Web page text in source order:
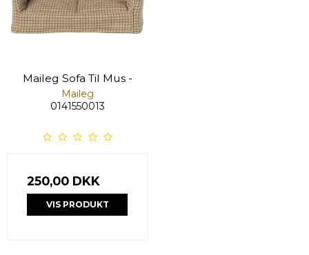
Maileg Sofa Til Mus -
Maileg
0141550013
250,00 DKK
VIS PRODUKT